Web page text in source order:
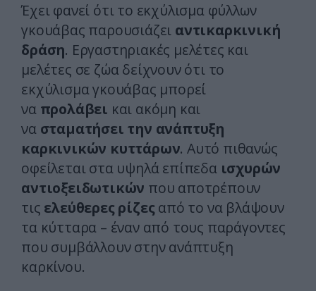
Έχει φανεί ότι το εκχύλισμα φύλλων
γκουάβας παρουσιάζει αντικαρκινική
δράση. Εργαστηριακές μελέτες και
μελέτες σε ζώα δείχνουν ότι το
εκχύλισμα γκουάβας μπορεί
να προλάβει και ακόμη και
να σταματήσει την ανάπτυξη
καρκινικών κυττάρων. Αυτό πιθανώς
οφείλεται στα υψηλά επίπεδα ισχυρών
αντιοξειδωτικών που αποτρέπουν
τις ελεύθερες ρίζες από το να βλάψουν
τα κύτταρα – έναν από τους παράγοντες
που συμβάλλουν στην ανάπτυξη
καρκίνου.